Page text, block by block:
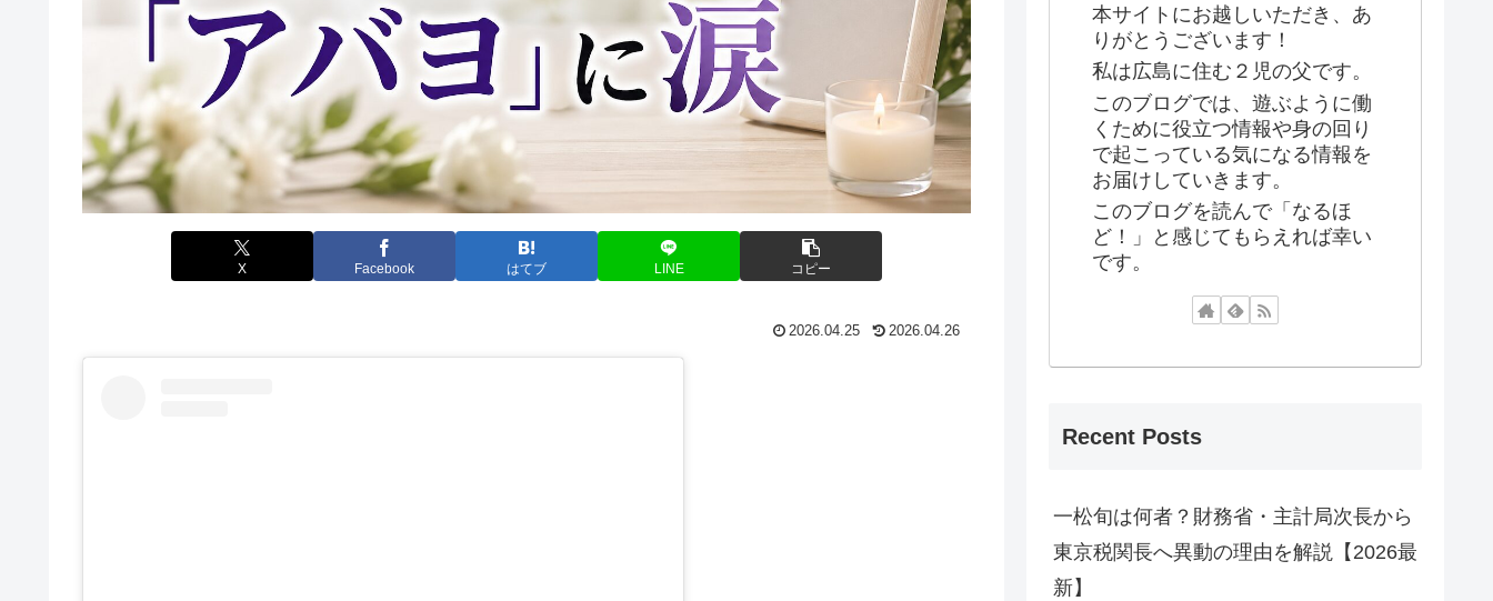
X Facebook はてブ LINE コピー
2026.04.25 2026.04.26
本サイトにお越しいただき、あ
りがとうございます！
私は広島に住む２児の父です。
このブログでは、遊ぶように働
くために役立つ情報や身の回り
で起こっている気になる情報を
お届けしていきます。
このブログを読んで「なるほ
ど！」と感じてもらえれば幸い
です。
Recent Posts
一松旬は何者？財務省・主計局次長から
東京税関長へ異動の理由を解説【2026最
新】